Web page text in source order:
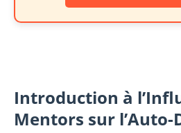
Introduction à
Mentors sur l’Auto-